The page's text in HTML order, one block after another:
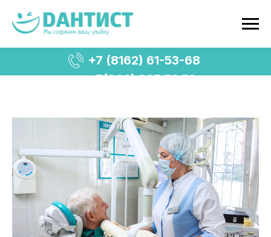
+7 (8162) 61-53-68
+7(963) 367 53 53